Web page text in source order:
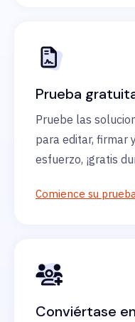
Prueba
Pruebe las
para editar, firmar
esfuerzo, ¡gratis
Comience su
Conviértase